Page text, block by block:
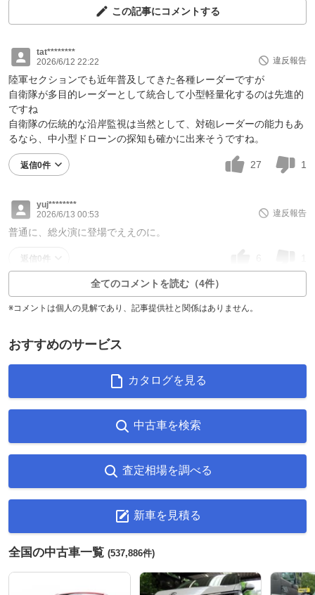
この記事にコメントする
tat********
2026/6/12 22:22
違反報告
陸軍セクションでも近年普及してきた各種レーダーですが
自衛隊が多目的レーダーとして統合して小型軽量化するのは先進的
ですね
自衛隊の伝統的な沿岸監視は当然として、対砲レーダーの能力もあ
るなら、中小型ドローンの探知も確かに出来そうですね。
返信0件 27 1
yuj********
2026/6/13 00:53
違反報告
普通に、総火演に登場でええのに。
返信0件
全てのコメントを読む（4件）
※コメントは個人の見解であり、記事提供社と関係はありません。
おすすめのサービス
カタログを見る
中古車を検索
査定相場を調べる
新車を見積る
全国の中古車一覧 (537,886件)